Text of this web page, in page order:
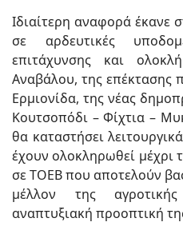
Ιδιαίτερη αναφορά έκανε
σε αρδευτικές
επιτάχυνσης και
Αναβάλου, της επέκτασης
Ερμιονίδα, της νέας
Κουτσοπόδι – Φίχτια –
θα καταστήσει
έχουν ολοκληρωθεί μέχρι
σε ΤΟΕΒ που αποτελούν
μέλλον της
αναπτυξιακή προοπτική